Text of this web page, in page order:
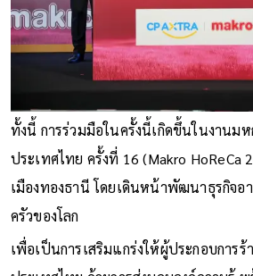
ทั้งนี้ การร่วมมือในครั้งนี้เกิดขึ้นในงานมห
ประเทศไทย ครั้งที่ 16 (Makro
เมืองทองธานี โดยเดินหน้าพัฒนาธุรกิจอ
ครัวของโลก
เพื่อเป็นการเสริมแกร่งให้ผู้ประกอบการ